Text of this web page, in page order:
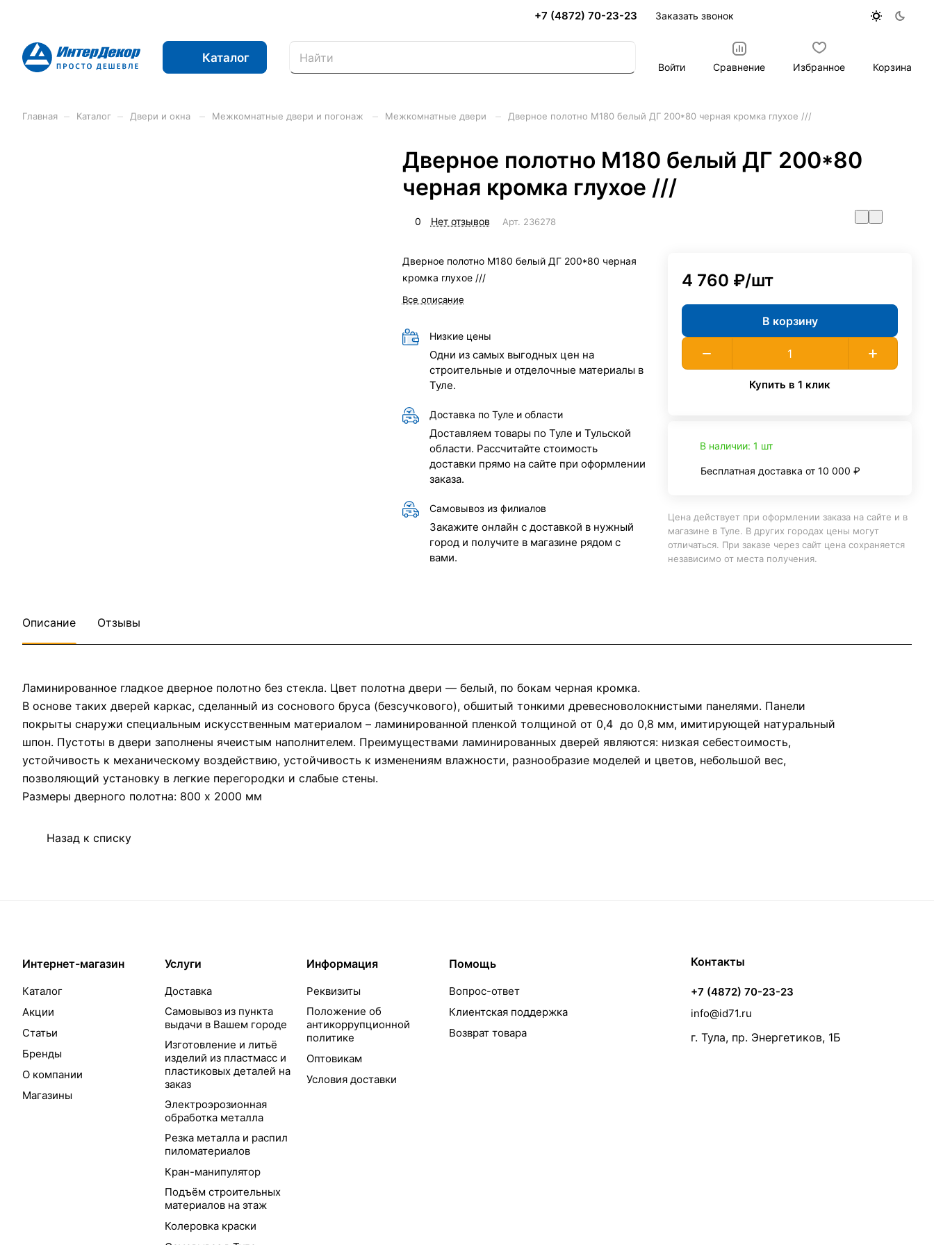
+7 (4872) 70-23-23 Заказать звонок
Каталог
Войти Сравнение Избранное Корзина
Главная Каталог Двери и окна Межкомнатные двери и погонаж Межкомнатные двери Дверное полотно М180 белый ДГ 200*80 черная кромка глухое ///
Дверное полотно М180 белый ДГ 200*80
черная кромка глухое ///
0 Нет отзывов Арт. 236278
Дверное полотно М180 белый ДГ 200*80 черная
кромка глухое ///
Все описание
Низкие цены
Одни из самых выгодных цен на
строительные и отделочные материалы в
Туле.
Доставка по Туле и области
Доставляем товары по Туле и Тульской
области. Рассчитайте стоимость
доставки прямо на сайте при оформлении
заказа.
Самовывоз из филиалов
Закажите онлайн с доставкой в нужный
город и получите в магазине рядом с
вами.
4 760 ₽/шт
В корзину
Купить в 1 клик
В наличии: 1 шт
Бесплатная доставка от 10 000 ₽
Цена действует при оформлении заказа на сайте и в
магазине в Туле. В других городах цены могут
отличаться. При заказе через сайт цена сохраняется
независимо от места получения.
Описание Отзывы
Ламинированное гладкое дверное полотно без стекла. Цвет полотна двери — белый, по бокам черная кромка.
В основе таких дверей каркас, сделанный из соснового бруса (безсучкового), обшитый тонкими древесноволокнистыми панелями. Панели
покрыты снаружи специальным искусственным материалом – ламинированной пленкой толщиной от 0,4 до 0,8 мм, имитирующей натуральный
шпон. Пустоты в двери заполнены ячеистым наполнителем. Преимуществами ламинированных дверей являются: низкая себестоимость,
устойчивость к механическому воздействию, устойчивость к изменениям влажности, разнообразие моделей и цветов, небольшой вес,
позволяющий установку в легкие перегородки и слабые стены.
Размеры дверного полотна: 800 х 2000 мм
Назад к списку
Интернет-магазин
Каталог
Акции
Статьи
Бренды
О компании
Магазины
Услуги
Доставка
Самовывоз из пункта
выдачи в Вашем городе
Изготовление и литьё
изделий из пластмасс и
пластиковых деталей на
заказ
Электроэрозионная
обработка металла
Резка металла и распил
пиломатериалов
Кран-манипулятор
Подъём строительных
материалов на этаж
Колеровка краски
Информация
Реквизиты
Положение об
антикоррупционной
политике
Оптовикам
Условия доставки
Помощь
Вопрос-ответ
Клиентская поддержка
Возврат товара
Контакты
+7 (4872) 70-23-23
info@id71.ru
г. Тула, пр. Энергетиков, 1Б